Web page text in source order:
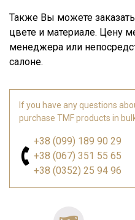
Также Вы можете
цвете и материале. Цену
менеджера или
салоне.
If you have any questions
purchase TMF products in
+38 (099) 189 90 29
+38 (067) 351 55 65
+38 (0352) 25 94 96